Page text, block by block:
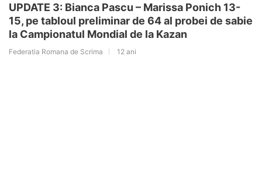
UPDATE 3: Bianca Pascu – Marissa Ponich 13-
15, pe tabloul preliminar de 64 al probei de sabie
la Campionatul Mondial de la Kazan
Federatia Romana de Scrima 12 ani